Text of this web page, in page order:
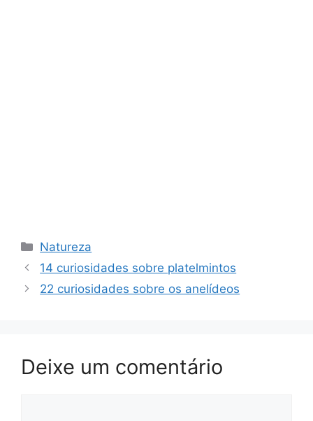
Categorias
Natureza
14 curiosidades sobre platelmintos
22 curiosidades sobre os anelídeos
Deixe um comentário